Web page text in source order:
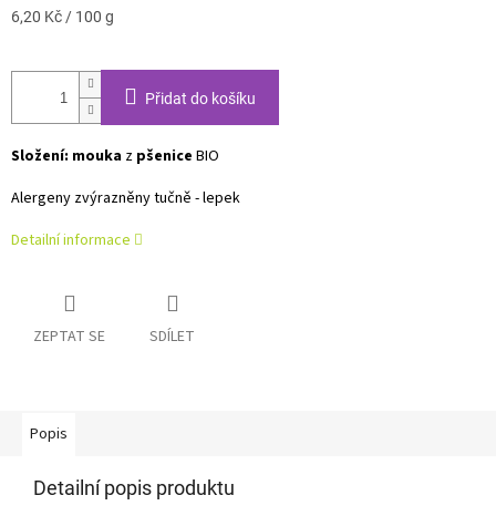
Měrná
6,20 Kč / 100 g
Přidat do košíku
Složení: mouka z pšenice BIO
Alergeny zvýrazněny tučně - lepek
Detailní informace
ZEPTAT SE SDÍLET
Popis
Detailní popis produktu